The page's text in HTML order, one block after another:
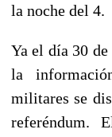
la noche del 4.
Ya el día 30
la
militares se
referéndum.